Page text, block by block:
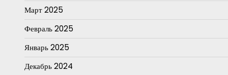
Март 2025
Февраль 2025
Январь 2025
Декабрь 2024